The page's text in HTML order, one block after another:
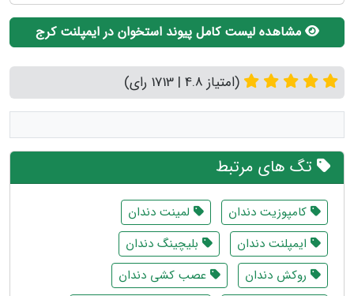
مشاهده لیست کامل پیوند استخوان در ایمپلنت کرج
(امتیاز 4.8 | 1713 رای)
تگ های مرتبط
کامپوزیت دندان
لمینت دندان
ایمپلنت دندان
بلیچینگ دندان
روکش دندان
عصب کشی دندان